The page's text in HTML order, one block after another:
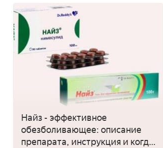
Найз - эффективное
обезболивающее: описание
препарата, инструкция и когда